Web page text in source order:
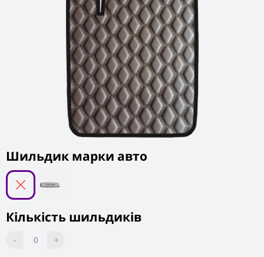
Шильдик марки авто
Кількість шильдиків
- 0 +